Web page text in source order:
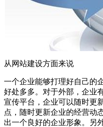
从网站建设方面来说
一个企业能够打理好自己的
好处多多。对于外部，企业
宣传平台，企业可以随时更
点，随时更新企业的经营动
出一个良好的企业形象。另